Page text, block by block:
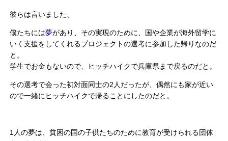
彼らは言いました、
僕たちには夢があり、その実現のために、国や企業が海外留学に
いく支援をしてくれるプロジェクトの選考に参加した帰りなのだ
と。
学生でお金もないので、ヒッチハイクで兵庫県まで戻るのだと。
その選考で会った初対面同士の2人だったが、偶然にも家が近い
ので一緒にヒッチハイクで帰ることにしたのだと。
1人の夢は、貧困の国の子供たちのために教育が受けられる団体